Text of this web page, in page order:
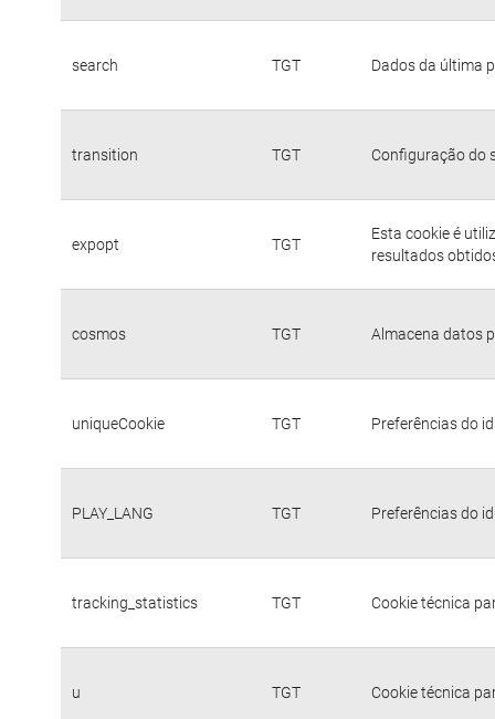
search TGT Dados da última
transition TGT Configuração do
expopt TGT
Esta cookie é
resultados
cosmos TGT Almacena datos
uniqueCookie TGT Preferências do
PLAY_LANG TGT Preferências do
tracking_statistics TGT Cookie técnica
u TGT Cookie técnica